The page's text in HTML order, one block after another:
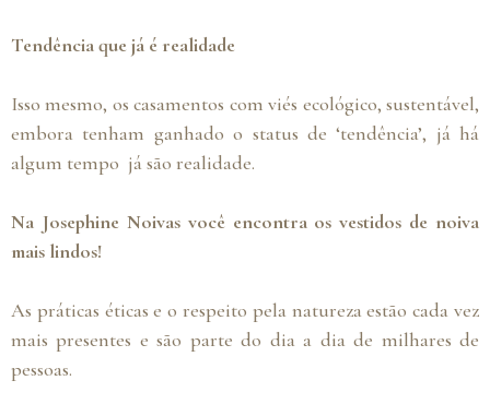
Tendência que já é realidade
Isso mesmo, os casamentos com viés ecológico, sustentável,
embora tenham ganhado o status de ‘tendência’, já há
algum tempo já são realidade.
Na Josephine Noivas você encontra os vestidos de noiva
mais lindos!
As práticas éticas e o respeito pela natureza estão cada vez
mais presentes e são parte do dia a dia de milhares de
pessoas.